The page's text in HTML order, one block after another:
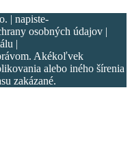
| napiste-
osobných údajov |
|
Akékoľvek
alebo iného šírenia
zakázané.